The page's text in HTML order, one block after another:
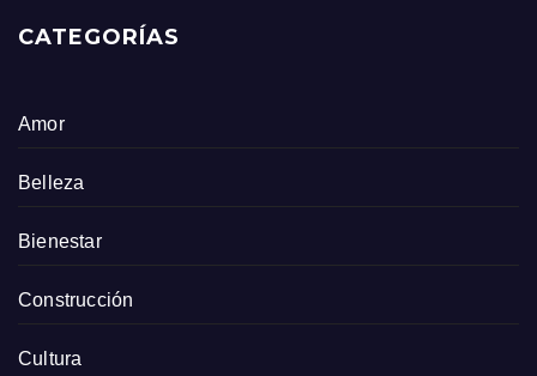
CATEGORÍAS
Amor
Belleza
Bienestar
Construcción
Cultura